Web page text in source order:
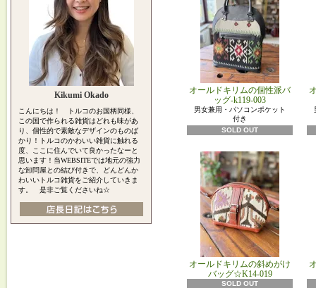
Kikumi Okado
こんにちは！ トルコのお国柄同様、
この国で作られる雑貨はどれも味があ
り、個性的で素敵なデザインのものば
かり！トルコのかわいい雑貨に触れる
度、ここに住んでいて良かったなーと
思います！当WEBSITEでは地元の強力
な卸問屋との結び付きで、どんどんか
わいいトルコ雑貨をご紹介していきま
す。 是非ご覧くださいね☆
オールドキリムの個性派バ
ッグ-k119-003
男女兼用・パソコンポケット
付き
SOLD OUT
オールドキリムの斜めがけ
バッグ☆K14-019
SOLD OUT